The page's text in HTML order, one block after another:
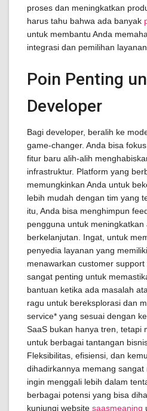
proses dan meningkatkan
harus tahu bahwa ada banyak
untuk membantu Anda
integrasi dan pemilihan
Poin Penting
Developer
Bagi developer, beralih ke
game-changer. Anda bisa
fitur baru alih-alih
infrastruktur. Platform yang
memungkinkan Anda untuk
lebih mudah dengan tim yang
itu, Anda bisa menghimpun
pengguna untuk meningkatkan
berkelanjutan. Ingat, untuk
penyedia layanan yang
menawarkan customer
sangat penting untuk
bantuan ketika ada masalah
ragu untuk bereksplorasi dan
service* yang sesuai dengan
SaaS bukan hanya tren, tetapi
untuk berbagai tantangan
Fleksibilitas, efisiensi, dan
dihadirkannya memang sangat
ingin menggali lebih dalam
berbagai potensi yang bisa
kunjungi website saasmeaning